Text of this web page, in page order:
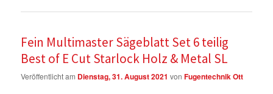
Fein Multimaster Sägeblatt Set 6 teilig
Best of E Cut Starlock Holz & Metal SL
Veröffentlicht am Dienstag, 31. August 2021 vonFugentechnik Ott